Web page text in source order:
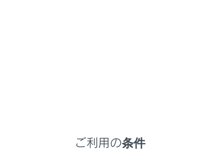
地図データベースの情報を見る
ご利用の条件